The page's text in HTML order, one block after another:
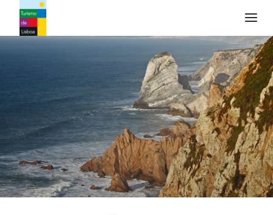
Logo de Turismo de Lisboa